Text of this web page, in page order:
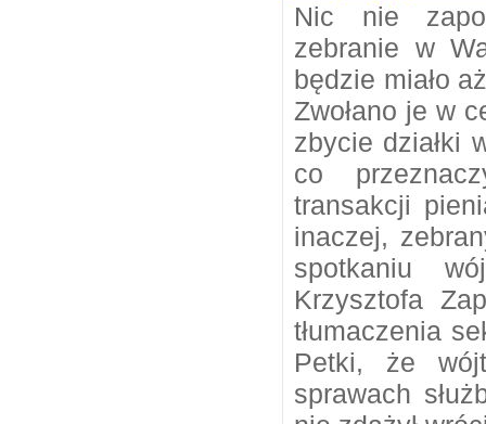
Nic nie
zebranie w
będzie miało
Zwołano je w
zbycie działki
co
transakcji
inaczej,
spotkaniu
Krzysztofa
tłumaczenia
Petki, że
sprawach